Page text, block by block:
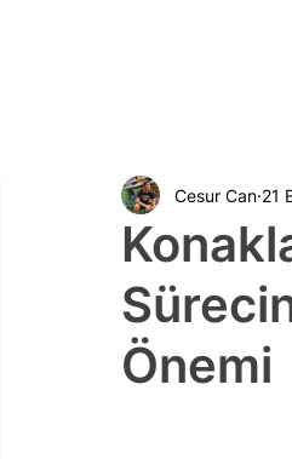
Önemi
Cesur Can 21